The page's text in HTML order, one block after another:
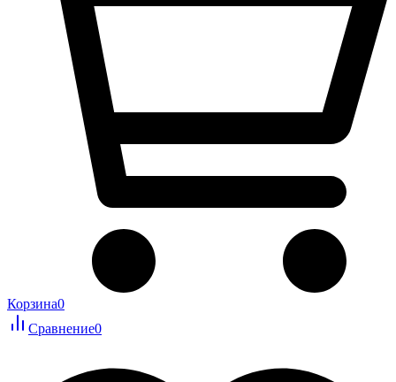
Корзина0
Сравнение0